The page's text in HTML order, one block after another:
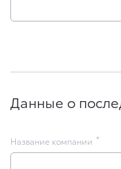
Данные о
Название компании